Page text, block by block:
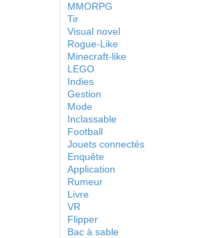
MMORPG
Tir
Visual novel
Rogue-Like
Minecraft-like
LEGO
Indies
Gestion
Mode
Inclassable
Football
Jouets connectés
Enquête
Application
Rumeur
Livre
VR
Flipper
Bac à sable